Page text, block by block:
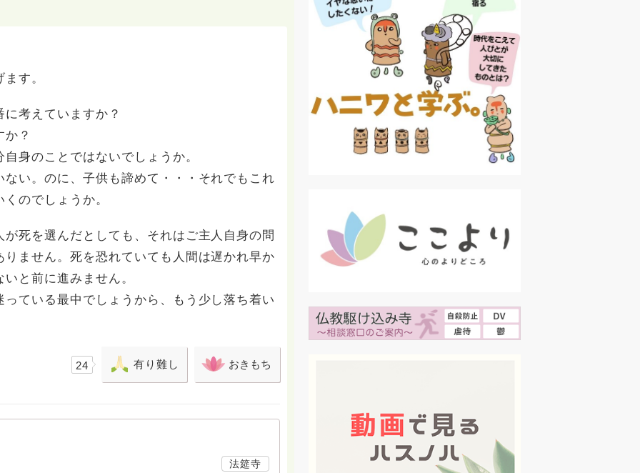
す。
考えていますか？
か？
身のことではないでしょうか。
い。のに、子供も諦めて・・・それでもこれ
のでしょうか。
死を選んだとしても、それはご主人自身の問
ません。死を恐れていても人間は遅かれ早か
と前に進みません。
ている最中でしょうから、もう少し落ち着い
24 有り難し おきもち
法筵寺